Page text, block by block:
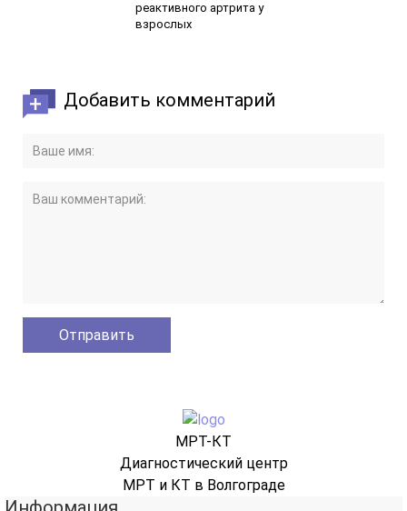
реактивного артрита у
взрослых
Добавить комментарий
МРТ-КТ
Диагностический центр
МРТ и КТ в Волгограде